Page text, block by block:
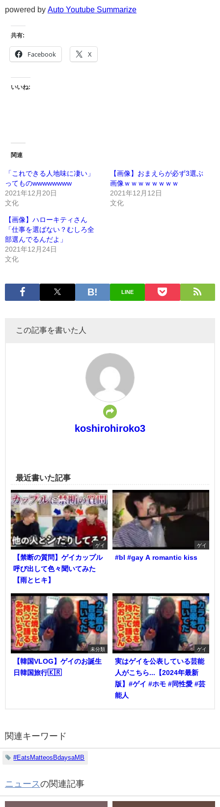
powered by Auto Youtube Summarize
共有:
Facebook X
いいね:
関連
「これできる人地味に凄い」
ってものwwwwwwww
2021年12月20日
文化
【画像】おまえらが必ず3選ぶ
画像ｗｗｗｗｗｗｗｗ
2021年12月12日
文化
【画像】ハローキティさん
「仕事を選ばない？むしろ全
部選んでるんだよ」
2021年12月24日
文化
LINE
この記事を書いた人
koshirohiroko3
最近書いた記事
ゲイ
【禁断の質問】ゲイカップル
呼び出して色々聞いてみた
【雨とヒキ】
ゲイ
#bl #gay A romantic kiss
未分類
【韓国VLOG】ゲイのお誕生
日韓国旅行🇰🇷
ゲイ
実はゲイを公表している芸能
人がこちら...【2024年最新
版】#ゲイ #ホモ #同性愛 #芸
能人
関連キーワード
#EatsMatteosBdaysaMB
ニュースの関連記事